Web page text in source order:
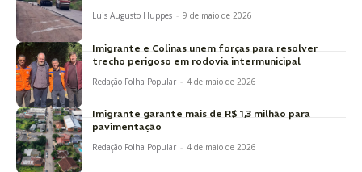
Luis Augusto Huppes - 9 de maio de 2026
Imigrante e Colinas unem forças para resolver
trecho perigoso em rodovia intermunicipal
Redação Folha Popular - 4 de maio de 2026
Imigrante garante mais de R$ 1,3 milhão para
pavimentação
Redação Folha Popular - 4 de maio de 2026